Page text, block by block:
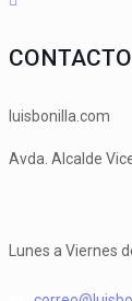
CONTACTO
luisbonilla.com
Avda. Alcalde
Lunes a Viernes